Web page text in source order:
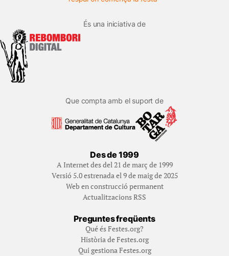
És una iniciativa de
Que compta amb el suport de
Des de 1999
A Internet des del 21 de març de 1999
Versió 5.0 estrenada el 9 de maig de 2025
Web en construcció permanent
Actualitzacions RSS
Preguntes freqüents
Qué és Festes.org?
Història de Festes.org
Qui gestiona Festes.org